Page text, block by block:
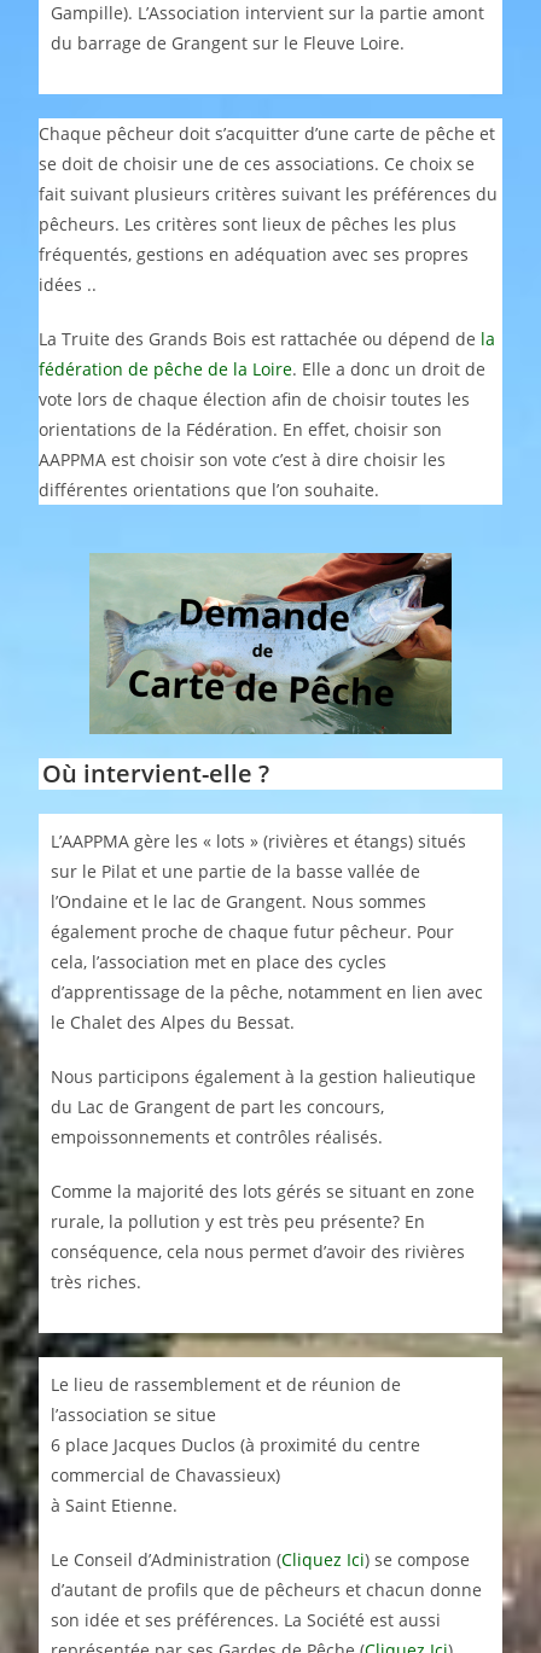
Gampille). L’Association intervient sur la partie amont
du barrage de Grangent sur le Fleuve Loire.
Chaque pêcheur doit s’acquitter d’une carte de pêche et
se doit de choisir une de ces associations. Ce choix se
fait suivant plusieurs critères suivant les préférences du
pêcheurs. Les critères sont lieux de pêches les plus
fréquentés, gestions en adéquation avec ses propres
idées ..
La Truite des Grands Bois est rattachée ou dépend de la
fédération de pêche de la Loire. Elle a donc un droit de
vote lors de chaque élection afin de choisir toutes les
orientations de la Fédération. En effet, choisir son
AAPPMA est choisir son vote c’est à dire choisir les
différentes orientations que l’on souhaite.
Où intervient-elle ?
L’AAPPMA gère les « lots » (rivières et étangs) situés
sur le Pilat et une partie de la basse vallée de
l’Ondaine et le lac de Grangent. Nous sommes
également proche de chaque futur pêcheur. Pour
cela, l’association met en place des cycles
d’apprentissage de la pêche, notamment en lien avec
le Chalet des Alpes du Bessat.
Nous participons également à la gestion halieutique
du Lac de Grangent de part les concours,
empoissonnements et contrôles réalisés.
Comme la majorité des lots gérés se situant en zone
rurale, la pollution y est très peu présente? En
conséquence, cela nous permet d’avoir des rivières
très riches.
Le lieu de rassemblement et de réunion de
l’association se situe
6 place Jacques Duclos (à proximité du centre
commercial de Chavassieux)
à Saint Etienne.
Le Conseil d’Administration (Cliquez Ici) se compose
d’autant de profils que de pêcheurs et chacun donne
son idée et ses préférences. La Société est aussi